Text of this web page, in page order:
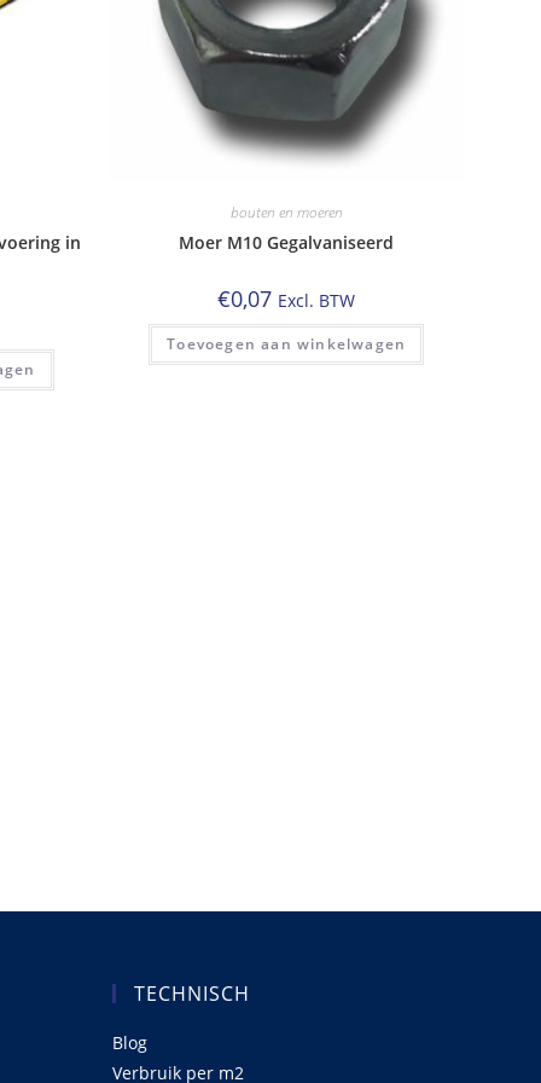
in
bouten en moeren
Moer M10 Gegalvaniseerd
€0,07 Excl. BTW
Toevoegen aan winkelwagen
TECHNISCH
Blog
Verbruik per m2